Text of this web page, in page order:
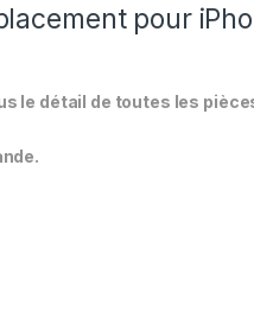
pour
le détail de toutes les